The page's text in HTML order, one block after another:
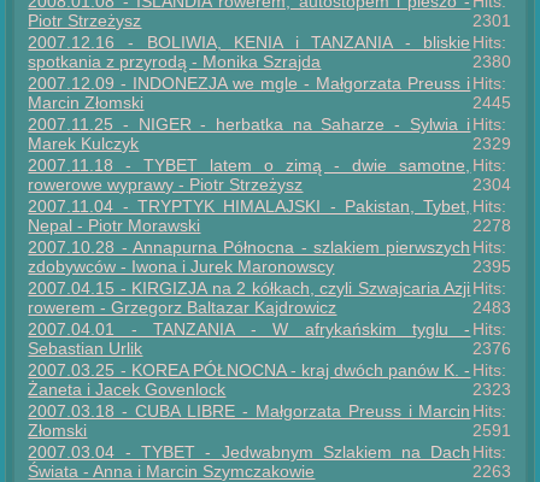
Piotr Strzeżysz
2301
2007.12.16 - BOLIWIA, KENIA i TANZANIA - bliskie
spotkania z przyrodą - Monika Szrajda
Hits:
2380
2007.12.09 - INDONEZJA we mgle - Małgorzata Preuss i
Marcin Złomski
Hits:
2445
2007.11.25 - NIGER - herbatka na Saharze - Sylwia i
Marek Kulczyk
Hits:
2329
2007.11.18 - TYBET latem o zimą - dwie samotne,
rowerowe wyprawy - Piotr Strzeżysz
Hits:
2304
2007.11.04 - TRYPTYK HIMALAJSKI - Pakistan, Tybet,
Nepal - Piotr Morawski
Hits:
2278
2007.10.28 - Annapurna Północna - szlakiem pierwszych
zdobywców - Iwona i Jurek Maronowscy
Hits:
2395
2007.04.15 - KIRGIZJA na 2 kółkach, czyli Szwajcaria Azji
rowerem - Grzegorz Baltazar Kajdrowicz
Hits:
2483
2007.04.01 - TANZANIA - W afrykańskim tyglu -
Sebastian Urlik
Hits:
2376
2007.03.25 - KOREA PÓŁNOCNA - kraj dwóch panów K. -
Żaneta i Jacek Govenlock
Hits:
2323
2007.03.18 - CUBA LIBRE - Małgorzata Preuss i Marcin
Złomski
Hits:
2591
2007.03.04 - TYBET - Jedwabnym Szlakiem na Dach
Świata - Anna i Marcin Szymczakowie
Hits:
2263